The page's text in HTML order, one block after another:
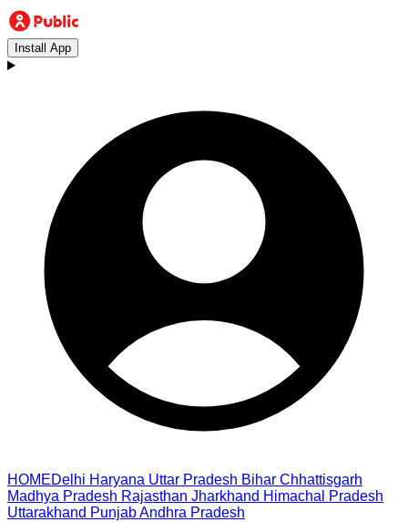
Install App
HOMEDelhi Haryana Uttar Pradesh Bihar Chhattisgarh
Madhya Pradesh Rajasthan Jharkhand Himachal Pradesh
Uttarakhand PunjabAndhra Pradesh